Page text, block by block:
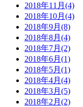
2018年11月(4)
2018年10月(4)
2018年9月(8)
2018年8月(4)
2018年7月(2)
2018年6月(1)
2018年5月(1)
2018年4月(4)
2018年3月(5)
2018年2月(2)